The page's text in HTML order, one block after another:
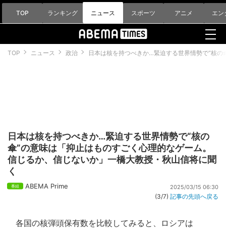
TOP ランキング ニュース スポーツ アニメ エン
TOP ニュース 政治 日本は核を持つべきか…緊迫する世界情勢で“核
日本は核を持つべきか…緊迫する世界情勢で“核の
傘”の意味は「抑止はものすごく心理的なゲーム。
信じるか、信じないか」一橋大教授・秋山信将に聞
く
ABEMA Prime 2025/03/15 06:30
(3/7) 記事の先頭へ戻る
各国の核弾頭保有数を比較してみると、ロシアは